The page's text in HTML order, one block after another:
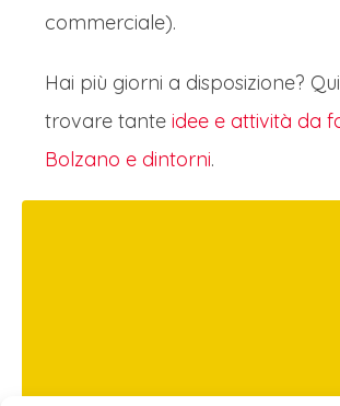
commerciale).
Hai più giorni a disposizione?
trovare tante idee e attività da
Bolzano e dintorni.